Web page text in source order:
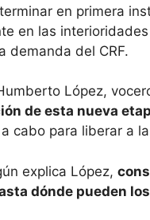
en primera
en las
demanda del CRF.
López,
de esta nueva
cabo para liberar a
explica López,
dónde pueden